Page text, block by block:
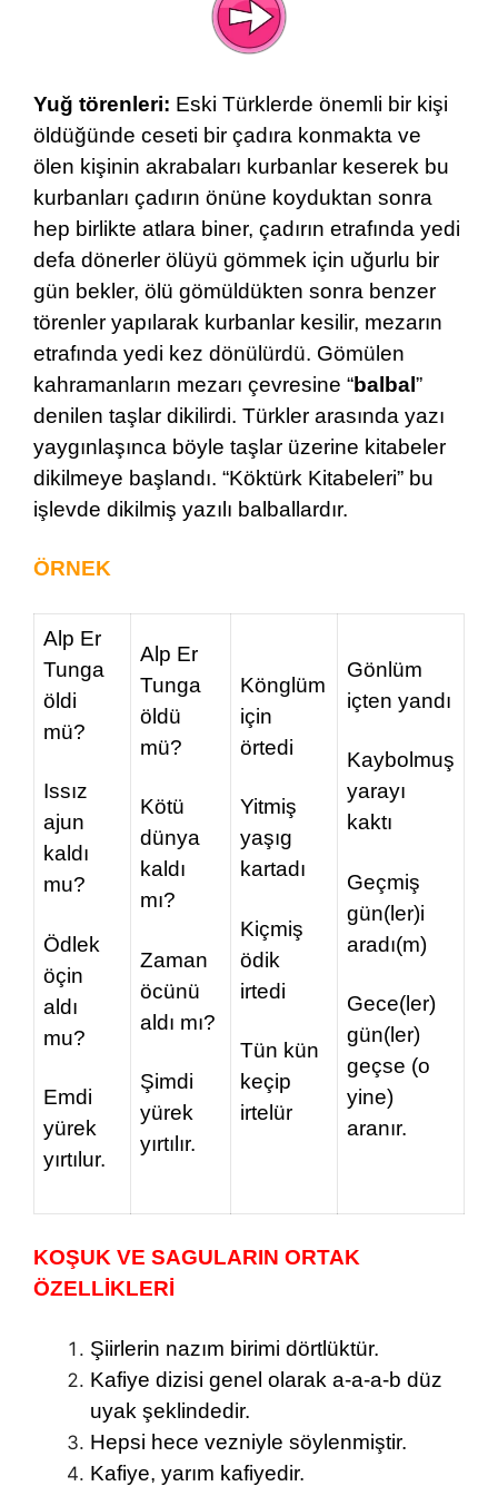
Yuğ törenleri: Eski Türklerde önemli bir kişi
öldüğünde ceseti bir çadıra konmakta ve
ölen kişinin akrabaları kurbanlar keserek bu
kurbanları çadırın önüne koyduktan sonra
hep birlikte atlara biner, çadırın etrafında yedi
defa dönerler ölüyü gömmek için uğurlu bir
gün bekler, ölü gömüldükten sonra benzer
törenler yapılarak kurbanlar kesilir, mezarın
etrafında yedi kez dönülürdü. Gömülen
kahramanların mezarı çevresine “balbal”
denilen taşlar dikilirdi. Türkler arasında yazı
yaygınlaşınca böyle taşlar üzerine kitabeler
dikilmeye başlandı. “Köktürk Kitabeleri” bu
işlevde dikilmiş yazılı balballardır.
ÖRNEK
Alp Er
Tunga
öldi
mü?
Issız
ajun
kaldı
mu?
Ödlek
öçin
aldı
mu?
Emdi
yürek
yırtılur.
Alp Er
Tunga
öldü
mü?
Kötü
dünya
kaldı
mı?
Zaman
öcünü
aldı mı?
Şimdi
yürek
yırtılır.
Könglüm
için
örtedi
Yitmiş
yaşıg
kartadı
Kiçmiş
ödik
irtedi
Tün kün
keçip
irtelür
Gönlüm
içten yandı
Kaybolmuş
yarayı
kaktı
Geçmiş
gün(ler)i
aradı(m)
Gece(ler)
gün(ler)
geçse (o
yine)
aranır.
KOŞUK VE SAGULARIN ORTAK
ÖZELLİKLERİ
Şiirlerin nazım birimi dörtlüktür.
Kafiye dizisi genel olarak a-a-a-b düz
uyak şeklindedir.
Hepsi hece vezniyle söylenmiştir.
Kafiye, yarım kafiyedir.